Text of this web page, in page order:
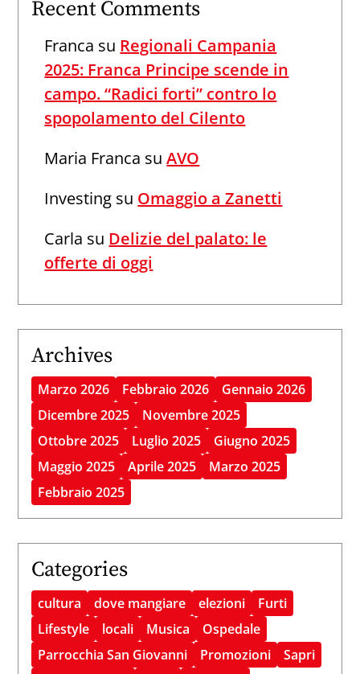
Recent Comments
Franca su Regionali Campania
2025: Franca Principe scende in
campo. “Radici forti” contro lo
spopolamento del Cilento
Maria Franca suAVO
Investing su Omaggio a Zanetti
Carla su Delizie del palato: le
offerte di oggi
Archives
Marzo 2026 Febbraio 2026
Gennaio 2026
Dicembre 2025
Novembre 2025
Ottobre 2025
Luglio 2025
Giugno 2025
Maggio 2025
Aprile 2025
Marzo 2025
Febbraio 2025
Categories
cultura dove mangiare elezioni
Furti
Lifestyle
locali Musica
Ospedale
Parrocchia San Giovanni
Promozioni
Sapri